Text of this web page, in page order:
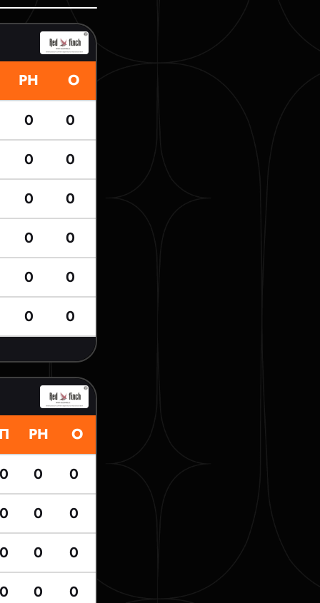
РН
О
0
0
0
0
0
0
0
0
0
0
0
0
РН
О
0
0
0
0
0
0
0
0